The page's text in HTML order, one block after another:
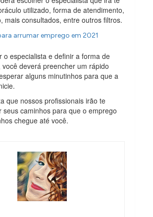
utilizado, forma de atendimento,
mais consultados, entre outros filtros.
o especialista e definir a forma de
deverá preencher um rápido
alguns minutinhos para que a
que nossos profissionais irão te
seus caminhos para que o emprego
chegue até você.